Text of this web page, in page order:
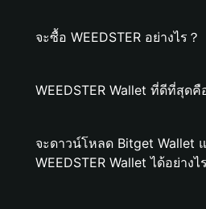
จะซื้อ WEEDSTER อย่างไร？
WEEDSTER Wallet ที่ดีที่สุดคื
จะดาวน์โหลด Bitget Wallet
WEEDSTER Wallet ได้อย่างไ